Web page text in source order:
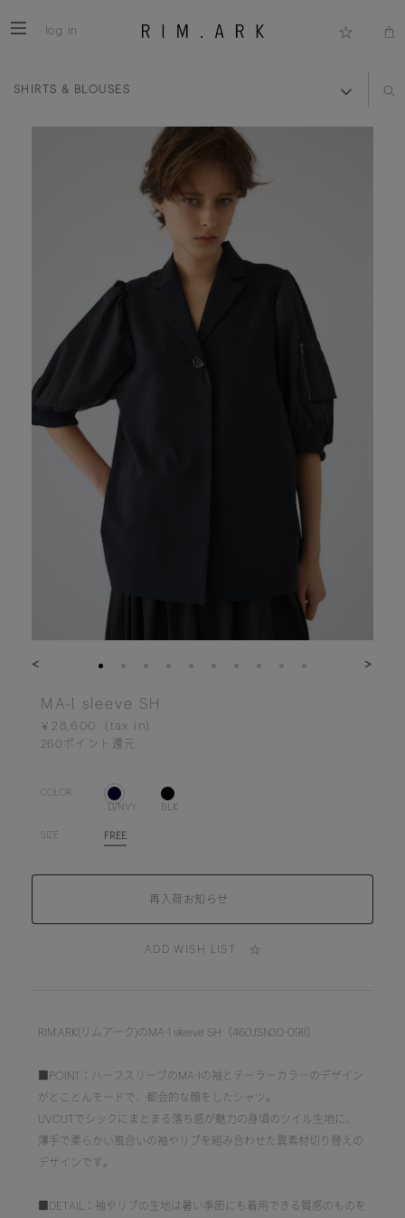
log in
SHIRTS & BLOUSES
< >
MA-1 sleeve SH
￥28,600
260 ポイント還元
COLOR.
D/NVY BLK
SIZE. FREE
ADD WISH LIST
RIM.ARK(リムアーク)のMA-1 sleeve SH（460JSN30-0911）
■POINT：ハーフスリーブのMA-1の袖とテーラーカラーのデザイン
がとことんモードで、都会的な顔をしたシャツ。
UVCUTでシックにまとまる落ち感が魅力の身頃のツイル生地に、
薄手で柔らかい風合いの袖やリブを組み合わせた異素材切り替えの
デザインです。
■DETAIL：袖やリブの生地は暑い季節にも着用できる質感のものを